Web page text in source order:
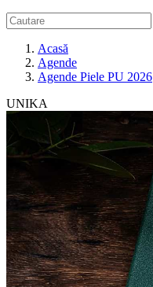
Acasă
Agende
Agende Piele PU 2026
UNIKA